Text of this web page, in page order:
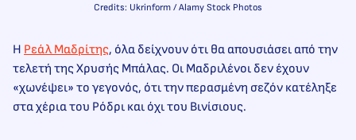
Credits: Ukrinform / Alamy Stock Photos
H Ρεάλ Μαδρίτης, όλα δείχνουν ότι θα απουσιάσει από την
τελετή της Χρυσής Μπάλας. Οι Μαδριλένοι δεν έχουν
«χωνέψει» το γεγονός, ότι την περασμένη σεζόν κατέληξε
στα χέρια του Ρόδρι και όχι του Βινίσιους.